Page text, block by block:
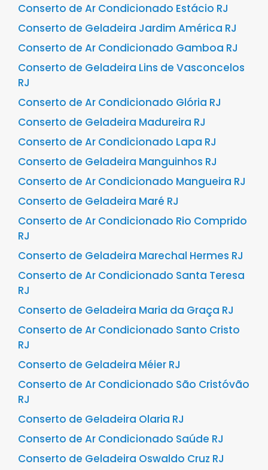
Conserto de Ar Condicionado Estácio RJ
Conserto de Geladeira Jardim América RJ
Conserto de Ar Condicionado Gamboa RJ
Conserto de Geladeira Lins de Vasconcelos
RJ
Conserto de Ar Condicionado Glória RJ
Conserto de Geladeira Madureira RJ
Conserto de Ar Condicionado Lapa RJ
Conserto de Geladeira Manguinhos RJ
Conserto de Ar Condicionado Mangueira RJ
Conserto de Geladeira Maré RJ
Conserto de Ar Condicionado Rio Comprido
RJ
Conserto de Geladeira Marechal Hermes RJ
Conserto de Ar Condicionado Santa Teresa
RJ
Conserto de Geladeira Maria da Graça RJ
Conserto de Ar Condicionado Santo Cristo
RJ
Conserto de Geladeira Méier RJ
Conserto de Ar Condicionado São Cristóvão
RJ
Conserto de Geladeira Olaria RJ
Conserto de Ar Condicionado Saúde RJ
Conserto de Geladeira Oswaldo Cruz RJ